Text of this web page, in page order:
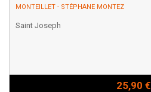
MONTEILLET - STÉPHANE MONTEZ
Saint Joseph
25,90 €